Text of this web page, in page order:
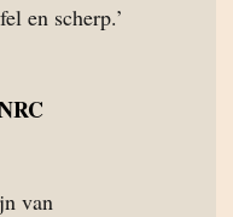
en scherp.’
van